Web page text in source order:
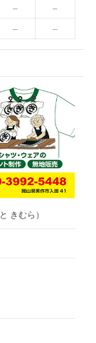
–
–
– –
きむら）